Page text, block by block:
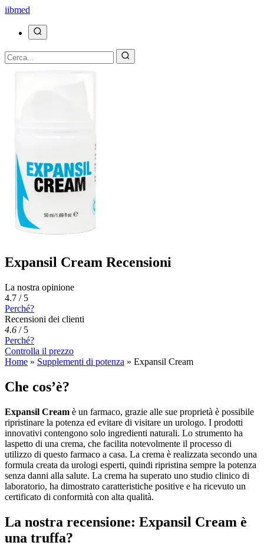
iibmed
Expansil Cream Recensioni
La nostra opinione
4.7 / 5
Perché?
Recensioni dei clienti
4.6 / 5
Perché?
Controlla il prezzo
Home » Supplementi di potenza » Expansil Cream
Che cos’è?
Expansil Cream è un farmaco, grazie alle sue proprietà è possibile
ripristinare la potenza ed evitare di visitare un urologo. I prodotti
innovativi contengono solo ingredienti naturali. Lo strumento ha
laspetto di una crema, che facilita notevolmente il processo di
utilizzo di questo farmaco a casa. La crema è realizzata secondo una
formula creata da urologi esperti, quindi ripristina sempre la potenza
senza danni alla salute. La crema ha superato uno studio clinico di
laboratorio, ha dimostrato caratteristiche positive e ha ricevuto un
certificato di conformità con alta qualità.
La nostra recensione: Expansil Cream è
una truffa?